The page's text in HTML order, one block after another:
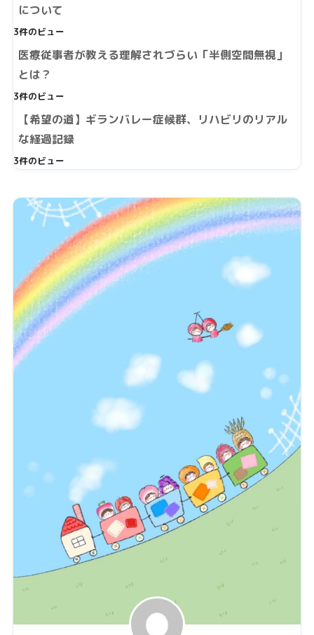
について
3件のビュー
医療従事者が教える理解されづらい「半側空間無視」
とは？
3件のビュー
【希望の道】ギランバレー症候群、リハビリのリアル
な経過記録
3件のビュー